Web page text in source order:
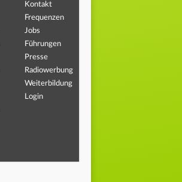
Kontakt
Frequenzen
Jobs
Führungen
Presse
Radiowerbung
Weiterbildung
Login